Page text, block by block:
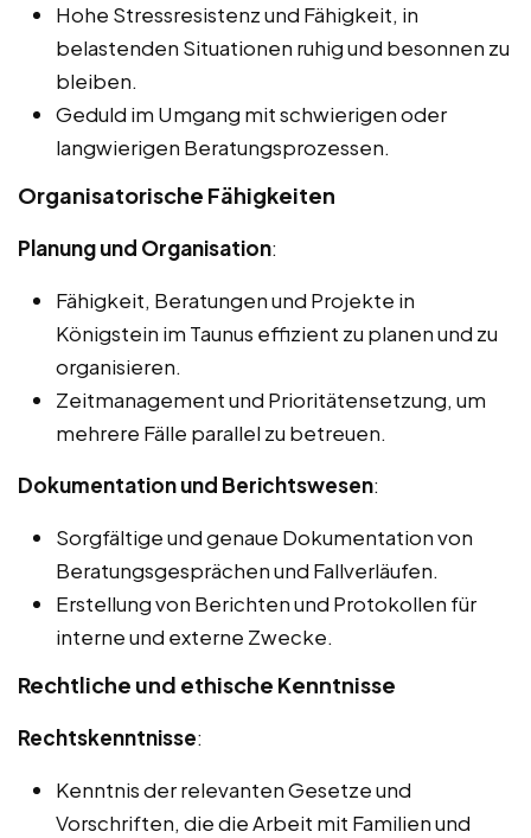
Hohe Stressresistenz und Fähigkeit, in
belastenden Situationen ruhig und besonnen zu
bleiben.
Geduld im Umgang mit schwierigen oder
langwierigen Beratungsprozessen.
Organisatorische Fähigkeiten
Planung und Organisation:
Fähigkeit, Beratungen und Projekte in
Königstein im Taunus effizient zu planen und zu
organisieren.
Zeitmanagement und Prioritätensetzung, um
mehrere Fälle parallel zu betreuen.
Dokumentation und Berichtswesen:
Sorgfältige und genaue Dokumentation von
Beratungsgesprächen und Fallverläufen.
Erstellung von Berichten und Protokollen für
interne und externe Zwecke.
Rechtliche und ethische Kenntnisse
Rechtskenntnisse:
Kenntnis der relevanten Gesetze und
Vorschriften, die die Arbeit mit Familien und